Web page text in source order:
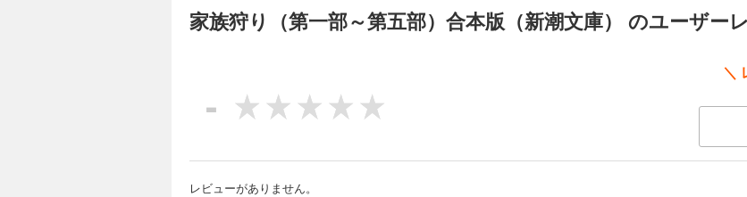
家族狩り（第一部～第五部）合本版（新潮文庫） のユーザー
-
＼
レビューがありません。